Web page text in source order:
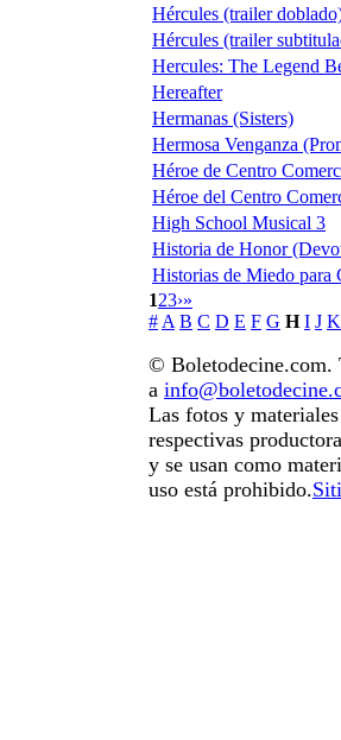
Hércules (trailer
Hércules (trailer
Hercules: The Legend
Hereafter
Hermanas (Sisters)
Hermosa Venganza
Héroe de Centro
Héroe del Centro
High School Musical 3
Historia de Honor
Historias de Miedo para
123›»
# A B C D E F G H I J K
© Boletodecine.com.
a
Las fotos y
respectivas
y se usan como
uso está prohibido.